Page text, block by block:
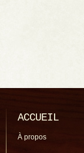
ACCUEIL
À propos